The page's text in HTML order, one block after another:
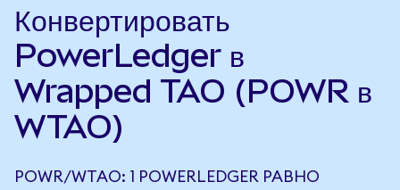
Конвертировать
PowerLedger в
Wrapped TAO (POWR в
WTAO)
POWR/WTAO: 1 POWERLEDGER РАВНО